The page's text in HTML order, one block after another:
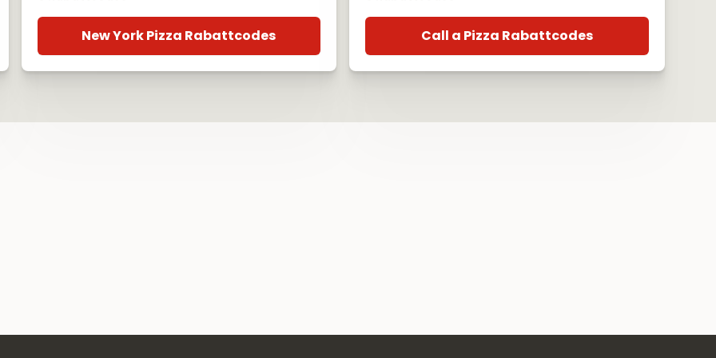
New York Pizza Rabattcodes Call a Pizza Rabattcodes